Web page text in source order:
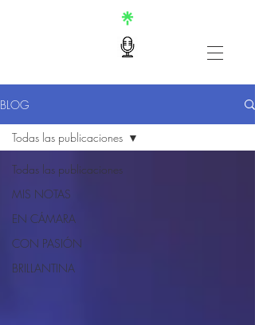
BLOG
Todas las publicaciones
MIS NOTAS
EN CÁMARA
CON PASIÓN
BRILLANTINA
Todas las publicaciones